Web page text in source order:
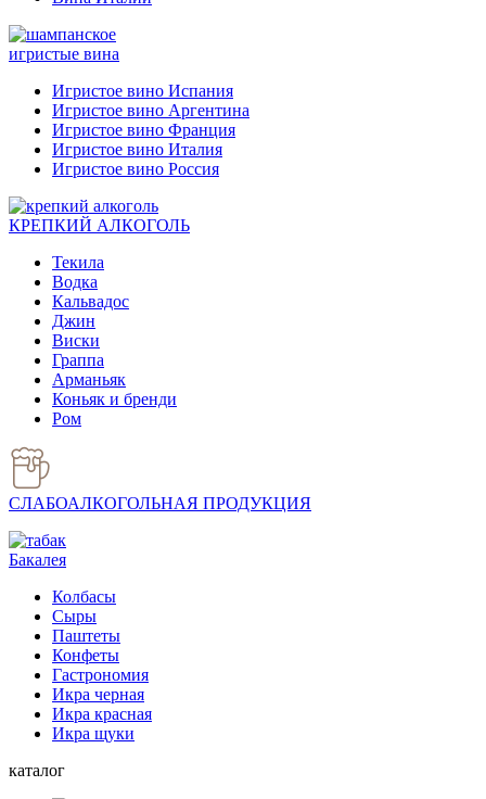
игристые вина
Игристое вино Испания
Игристое вино Аргентина
Игристое вино Франция
Игристое вино Италия
Игристое вино Россия
КРЕПКИЙ АЛКОГОЛЬ
Текила
Водка
Кальвадос
Джин
Виски
Граппа
Арманьяк
Коньяк и бренди
Ром
СЛАБОАЛКОГОЛЬНАЯ ПРОДУКЦИЯ
Бакалея
Колбасы
Сыры
Паштеты
Конфеты
Гастрономия
Икра черная
Икра красная
Икра щуки
каталог